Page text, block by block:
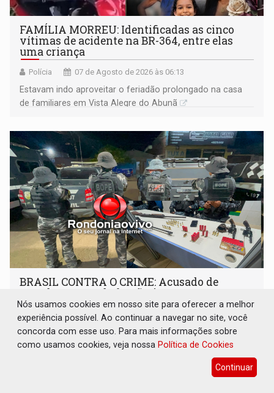
FAMÍLIA MORREU: Identificadas as cinco
vítimas de acidente na BR-364, entre elas
uma criança
Polícia 07 de Agosto de 2026 às 06:13
Estavam indo aproveitar o feriadão prolongado na casa
de familiares em Vista Alegre do Abunã
BRASIL CONTRA O CRIME: Acusado de
guardar armas de facção é preso com
revólveres e espingardas
07 de Agosto de 2026 às 00:42
Prisão integra as diretrizes da Operação Brasil Contra o
Nós usamos cookies em nosso site para oferecer a melhor
experiência possível. Ao continuar a navegar no site, você
concorda com esse uso. Para mais informações sobre
como usamos cookies, veja nossa Política de Cookies
Continuar